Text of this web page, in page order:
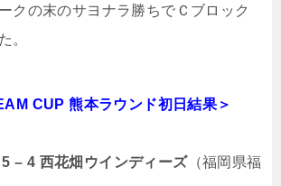
クの末のサヨナラ勝ちでＣブロック
。
CUP 熊本ラウンド初日結果＞
– 4 西花畑ウインディーズ （福岡県福